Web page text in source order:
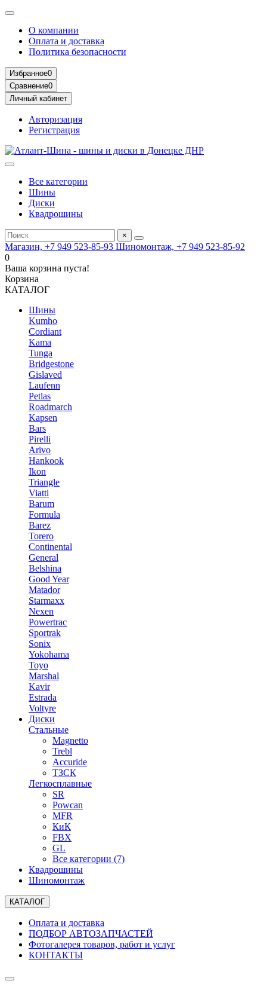
О компании
Оплата и доставка
Политика безопасности
Избранное0
Сравнение0
Личный кабинет
Авторизация
Регистрация
Все категории
Шины
Диски
Квадрошины
×
Магазин, +7 949 523-85-93 Шиномонтаж, +7 949 523-85-92
0
Ваша корзина пуста!
Корзина
КАТАЛОГ
Шины
Kumho
Cordiant
Kama
Tunga
Bridgestone
Gislaved
Laufenn
Petlas
Roadmarch
Kapsen
Bars
Pirelli
Arivo
Hankook
Ikon
Triangle
Viatti
Barum
Formula
Barez
Torero
Continental
General
Belshina
Good Year
Matador
Starmaxx
Nexen
Powertrac
Sportrak
Sonix
Yokohama
Toyo
Marshal
Kavir
Estrada
Voltyre
Диски
Стальные
Magnetto
Trebl
Accuride
ТЗСК
Легкосплавные
SR
Powcan
MFR
КиК
FBX
GL
Все категории (7)
Квадрошины
Шиномонтаж
КАТАЛОГ
Оплата и доставка
ПОДБОР АВТОЗАПЧАСТЕЙ
Фотогалерея товаров, работ и услуг
КОНТАКТЫ